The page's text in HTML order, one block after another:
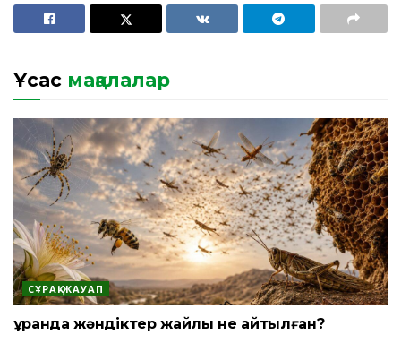
Ұқсас мақалалар
СҰРАҚ-ЖАУАП
Құранда жәндіктер жайлы не айтылған?